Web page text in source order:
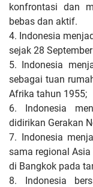
konfrontasi dan
bebas dan aktif.
4. Indonesia
sejak 28
5. Indonesia
sebagai tuan
Afrika tahun 1955;
6. Indonesia
didirikan Gerakan
7. Indonesia
sama regional Asia
di Bangkok pada
8. Indonesia